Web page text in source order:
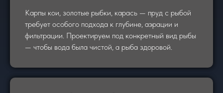
Карпы кои, золотые рыбки, карась — пруд с рыбой
требует особого подхода к глубине, аэрации и
фильтрации. Проектируем под конкретный вид рыбы
— чтобы вода была чистой, а рыба здоровой.